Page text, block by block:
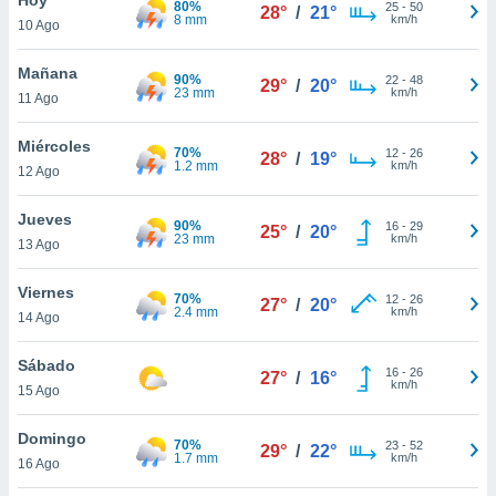
y
en
más
de
cookies
10 Ago
80%
8 mm
28° / 21° 25- 50
km/h
Mañana
11 Ago
90%
23 mm
29° / 20° 22- 48
km/h
Miércoles
12 Ago
70%
1.2 mm
28° / 19° 12- 26
km/h
Jueves
13 Ago
90%
23 mm
25° / 20° 16- 29
km/h
Viernes
14 Ago
70%
2.4 mm
27° / 20° 12- 26
km/h
Sábado
15 Ago
27° / 16° 16- 26
km/h
Domingo
16 Ago
70%
1.7 mm
29° / 22° 23- 52
km/h